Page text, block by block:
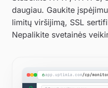
daugiau. Gaukite
limitų viršijimą, SSL
Nepalikite svetainės